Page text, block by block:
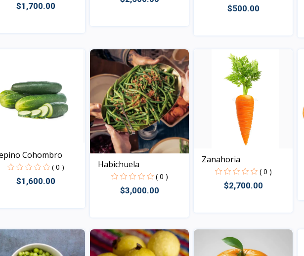
$1,700.00 $500.00
Cohombro
( 0 )
$1,600.00
Habichuela
( 0 )
$3,000.00
Vista
Zanahoria
( 0 )
$2,700.00